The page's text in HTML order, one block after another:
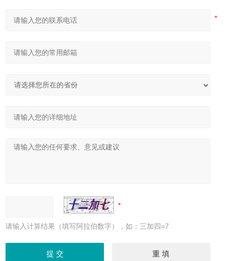
请输入计算结果（填写阿拉伯数字），如：三加四=7